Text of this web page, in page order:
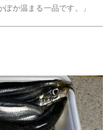
か温まる一品です。」